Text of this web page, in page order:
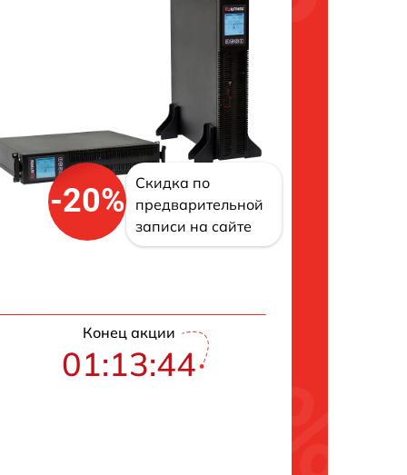
-20%
Скидка по
предварительной
записи на сайте
Конец акции
01:13:43